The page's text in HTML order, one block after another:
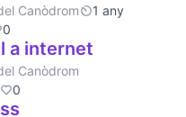
Canòdrom
1 any
0
a internet
Canòdrom
0